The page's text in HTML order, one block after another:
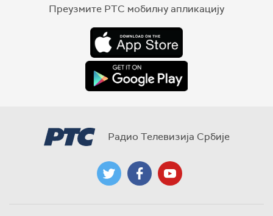
Преузмите РТС мобилну апликацију
Радио Телевизија Србије